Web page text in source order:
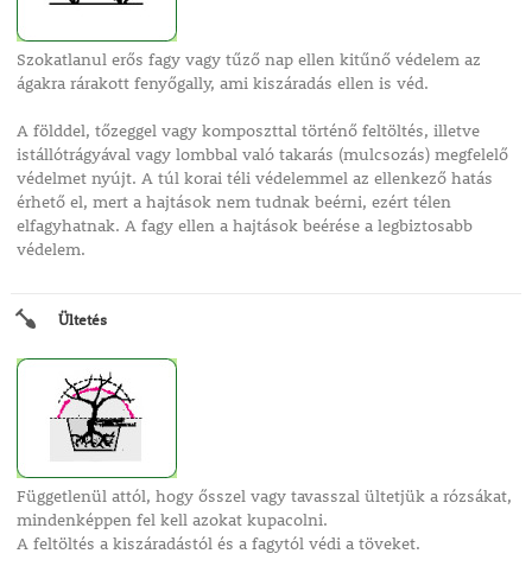
Szokatlanul erős fagy vagy tűző nap ellen kitűnő védelem az
ágakra rárakott fenyőgally, ami kiszáradás ellen is véd.
A földdel, tőzeggel vagy komposzttal történő feltöltés, illetve
istállótrágyával vagy lombbal való takarás (mulcsozás) megfelelő
védelmet nyújt. A túl korai téli védelemmel az ellenkező hatás
érhető el, mert a hajtások nem tudnak beérni, ezért télen
elfagyhatnak. A fagy ellen a hajtások beérése a legbiztosabb
védelem.
Ültetés
Függetlenül attól, hogy ősszel vagy tavasszal ültetjük a rózsákat,
mindenképpen fel kell azokat kupacolni.
A feltöltés a kiszáradástól és a fagytól védi a töveket.